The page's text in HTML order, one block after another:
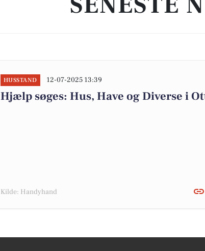
HUSSTAND 12-07-2025 13:39
Hjælp søges: Hus, Have og Diverse i
Kilde: Handyhand